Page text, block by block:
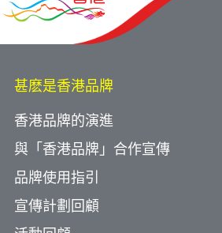
甚麽是香港品牌
香港品牌的演進
與「香港品牌」合作宣傳
品牌使用指引
宣傳計劃回顧